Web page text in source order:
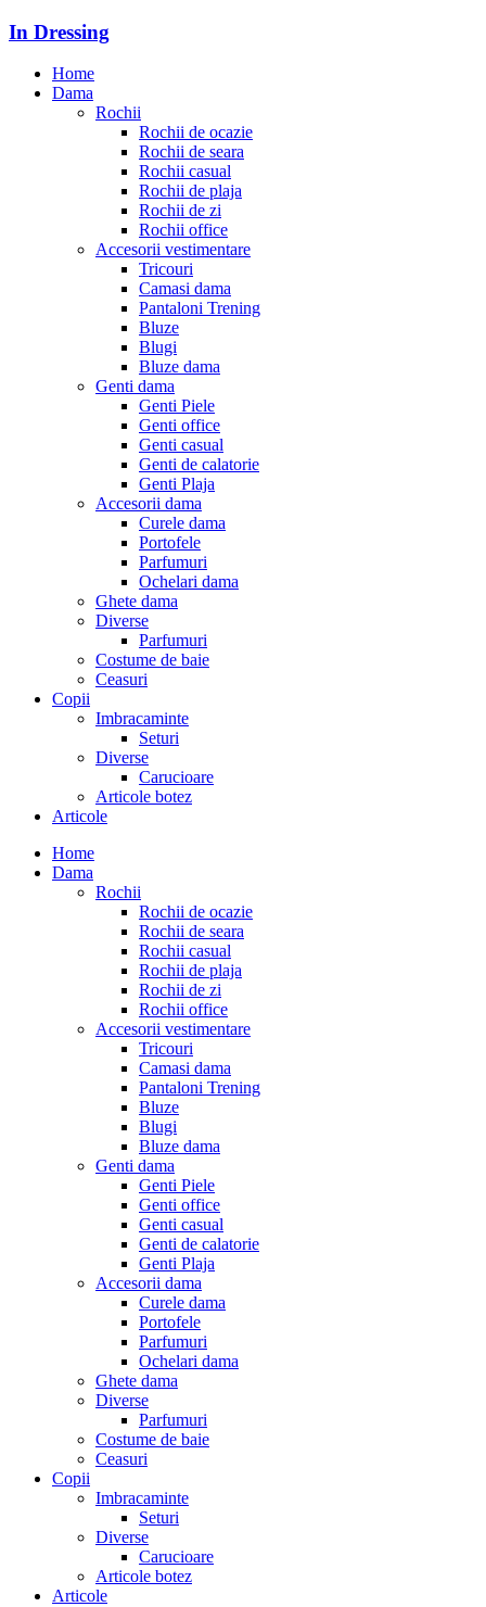
In Dressing
Home
Dama
Rochii
Rochii de ocazie
Rochii de seara
Rochii casual
Rochii de plaja
Rochii de zi
Rochii office
Accesorii vestimentare
Tricouri
Camasi dama
Pantaloni Trening
Bluze
Blugi
Bluze dama
Genti dama
Genti Piele
Genti office
Genti casual
Genti de calatorie
Genti Plaja
Accesorii dama
Curele dama
Portofele
Parfumuri
Ochelari dama
Ghete dama
Diverse
Parfumuri
Costume de baie
Ceasuri
Copii
Imbracaminte
Seturi
Diverse
Carucioare
Articole botez
Articole
Home
Dama
Rochii
Rochii de ocazie
Rochii de seara
Rochii casual
Rochii de plaja
Rochii de zi
Rochii office
Accesorii vestimentare
Tricouri
Camasi dama
Pantaloni Trening
Bluze
Blugi
Bluze dama
Genti dama
Genti Piele
Genti office
Genti casual
Genti de calatorie
Genti Plaja
Accesorii dama
Curele dama
Portofele
Parfumuri
Ochelari dama
Ghete dama
Diverse
Parfumuri
Costume de baie
Ceasuri
Copii
Imbracaminte
Seturi
Diverse
Carucioare
Articole botez
Articole